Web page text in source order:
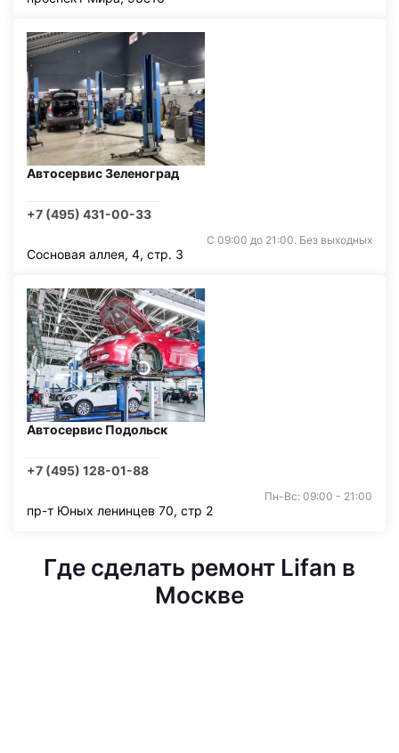
Автосервис Зеленоград
+7 (495) 431-00-33
С 09:00 до 21:00. Без выходных
Сосновая аллея, 4, стр. 3
Автосервис Подольск
+7 (495) 128-01-88
Пн-Вс: 09:00 - 21:00
пр-т Юных ленинцев 70, стр 2
Где сделать ремонт Lifan в
Москве